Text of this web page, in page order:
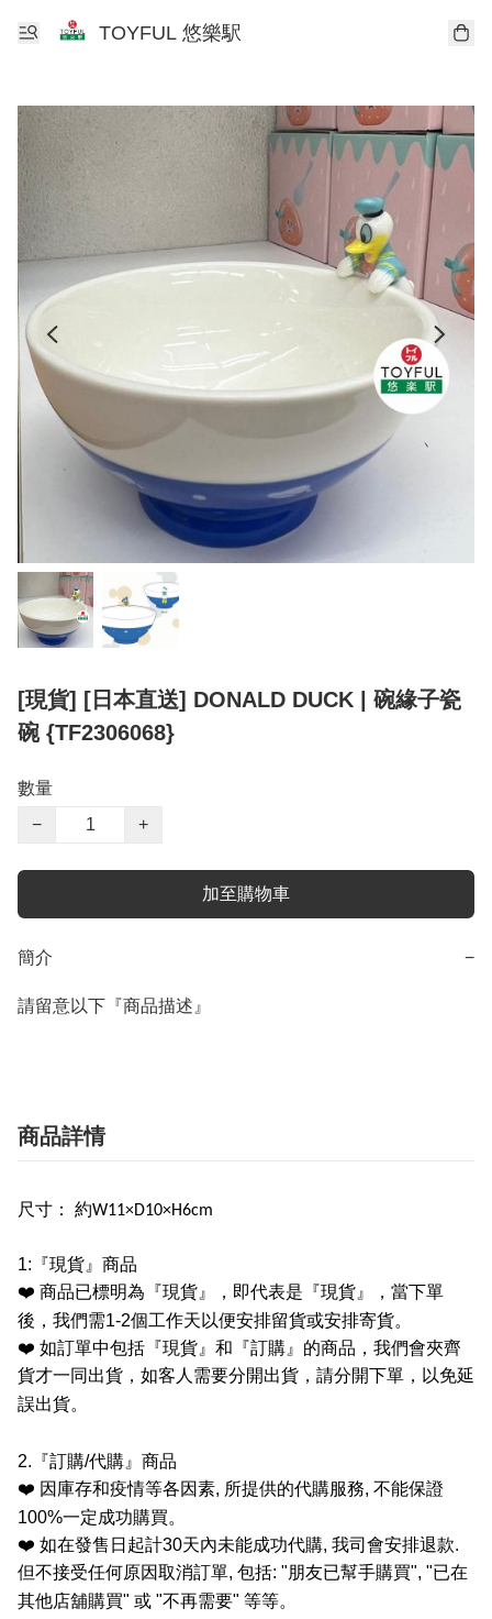
TOYFUL 悠樂駅
[現貨] [日本直送] DONALD DUCK | 碗緣子瓷
碗 {TF2306068}
數量
−
+
加至購物車
簡介 −
請留意以下『商品描述』
商品詳情
尺寸： 約W11×D10×H6cm
1: 『現貨』商品
❤️ 商品已標明為『現貨』，即代表是『現貨』，當下單
後，我們需1-2個工作天以便安排留貨或安排寄貨。
❤️ 如訂單中包括『現貨』和『訂購』的商品，我們會夾齊
貨才一同出貨，如客人需要分開出貨，請分開下單，以免延
誤出貨。
2. 『訂購/代購』商品
❤️ 因庫存和疫情等各因素, 所提供的代購服務, 不能保證
100%一定成功購買。
❤️ 如在發售日起計30天內未能成功代購, 我司會安排退款.
但不接受任何原因取消訂單, 包括: "朋友已幫手購買", "已在
其他店舖購買" 或 "不再需要" 等等。